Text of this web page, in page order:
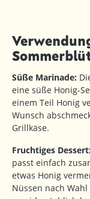
Süße Marinade:
eine süße Honig-
einem Teil Honig
Wunsch
Grillkäse.
Fruchtiges
passt einfach
etwas Honig
Nüssen nach